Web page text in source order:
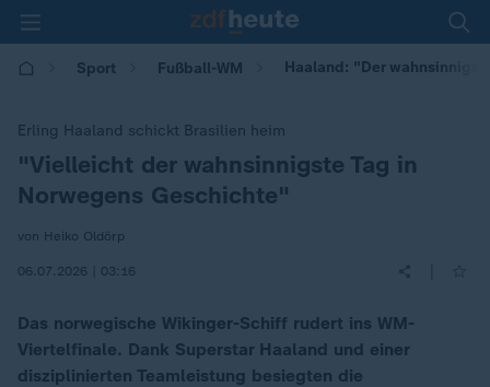
Sport Fußball-WM Haaland: "Der
Erling Haaland schickt Brasilien heim
:"Vielleicht der wahnsinnigste Tag in
Norwegens Geschichte"
von Heiko Oldörp
06.07.2026 | 03:16
Das norwegische Wikinger-Schiff rudert ins WM-
Viertelfinale. Dank Superstar Haaland und einer
disziplinierten Teamleistung besiegten die